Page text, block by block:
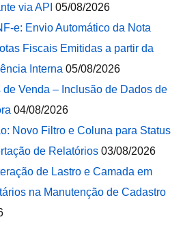
via API 05/08/2026
e: Envio Automático da Nota
Fiscais Emitidas a partir da
Interna 05/08/2026
de Venda – Inclusão de Dados de
04/08/2026
Novo Filtro e Coluna para Status
de Relatórios 03/08/2026
de Lastro e Camada em
na Manutenção de Cadastro